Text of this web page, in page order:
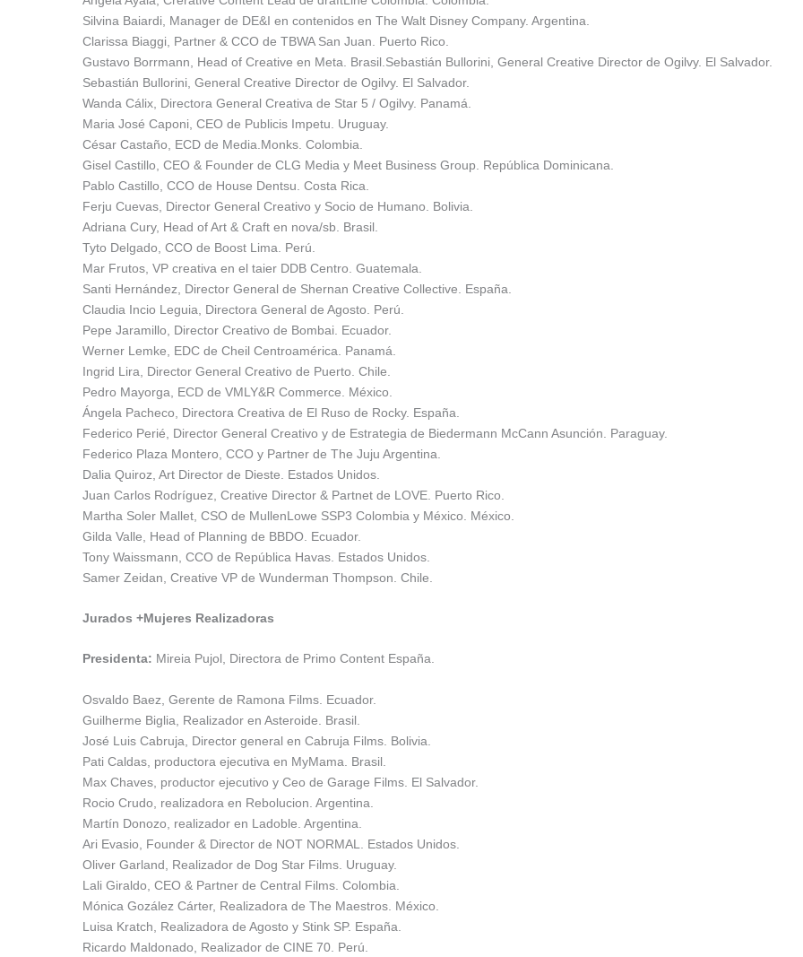
Silvina Baiardi, Manager de DE&I en contenidos en The Walt Disney Company. Argentina.
Clarissa Biaggi, Partner & CCO de TBWA San Juan. Puerto Rico.
Gustavo Borrmann, Head of Creative en Meta. Brasil.Sebastián Bullorini, General Creative Director de Ogilvy. El Salvador.
Sebastián Bullorini, General Creative Director de Ogilvy. El Salvador.
Wanda Cálix, Directora General Creativa de Star 5 / Ogilvy. Panamá.
Maria José Caponi, CEO de Publicis Impetu. Uruguay.
César Castaño, ECD de Media.Monks. Colombia.
Gisel Castillo, CEO & Founder de CLG Media y Meet Business Group. República Dominicana.
Pablo Castillo, CCO de House Dentsu. Costa Rica.
Ferju Cuevas, Director General Creativo y Socio de Humano. Bolivia.
Adriana Cury, Head of Art & Craft en nova/sb. Brasil.
Tyto Delgado, CCO de Boost Lima. Perú.
Mar Frutos, VP creativa en el taier DDB Centro. Guatemala.
Santi Hernández, Director General de Shernan Creative Collective. España.
Claudia Incio Leguia, Directora General de Agosto. Perú.
Pepe Jaramillo, Director Creativo de Bombai. Ecuador.
Werner Lemke, EDC de Cheil Centroamérica. Panamá.
Ingrid Lira, Director General Creativo de Puerto. Chile.
Pedro Mayorga, ECD de VMLY&R Commerce. México.
Ángela Pacheco, Directora Creativa de El Ruso de Rocky. España.
Federico Perié, Director General Creativo y de Estrategia de Biedermann McCann Asunción. Paraguay.
Federico Plaza Montero, CCO y Partner de The Juju Argentina.
Dalia Quiroz, Art Director de Dieste. Estados Unidos.
Juan Carlos Rodríguez, Creative Director & Partnet de LOVE. Puerto Rico.
Martha Soler Mallet, CSO de MullenLowe SSP3 Colombia y México. México.
Gilda Valle, Head of Planning de BBDO. Ecuador.
Tony Waissmann, CCO de República Havas. Estados Unidos.
Samer Zeidan, Creative VP de Wunderman Thompson. Chile.
Jurados +Mujeres Realizadoras
Presidenta: Mireia Pujol, Directora de Primo Content España.
Osvaldo Baez, Gerente de Ramona Films. Ecuador.
Guilherme Biglia, Realizador en Asteroide. Brasil.
José Luis Cabruja, Director general en Cabruja Films. Bolivia.
Pati Caldas, productora ejecutiva en MyMama. Brasil.
Max Chaves, productor ejecutivo y Ceo de Garage Films. El Salvador.
Rocio Crudo, realizadora en Rebolucion. Argentina.
Martín Donozo, realizador en Ladoble. Argentina.
Ari Evasio, Founder & Director de NOT NORMAL. Estados Unidos.
Oliver Garland, Realizador de Dog Star Films. Uruguay.
Lali Giraldo, CEO & Partner de Central Films. Colombia.
Mónica Gozález Cárter, Realizadora de The Maestros. México.
Luisa Kratch, Realizadora de Agosto y Stink SP. España.
Ricardo Maldonado, Realizador de CINE 70. Perú.